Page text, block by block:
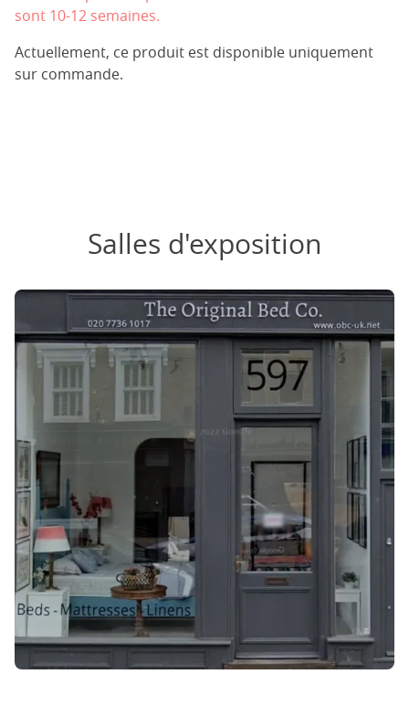
sont 10-12 semaines.
Actuellement, ce produit est disponible uniquement
sur commande.
Salles d'exposition